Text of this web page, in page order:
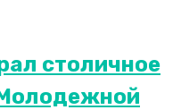
столичное